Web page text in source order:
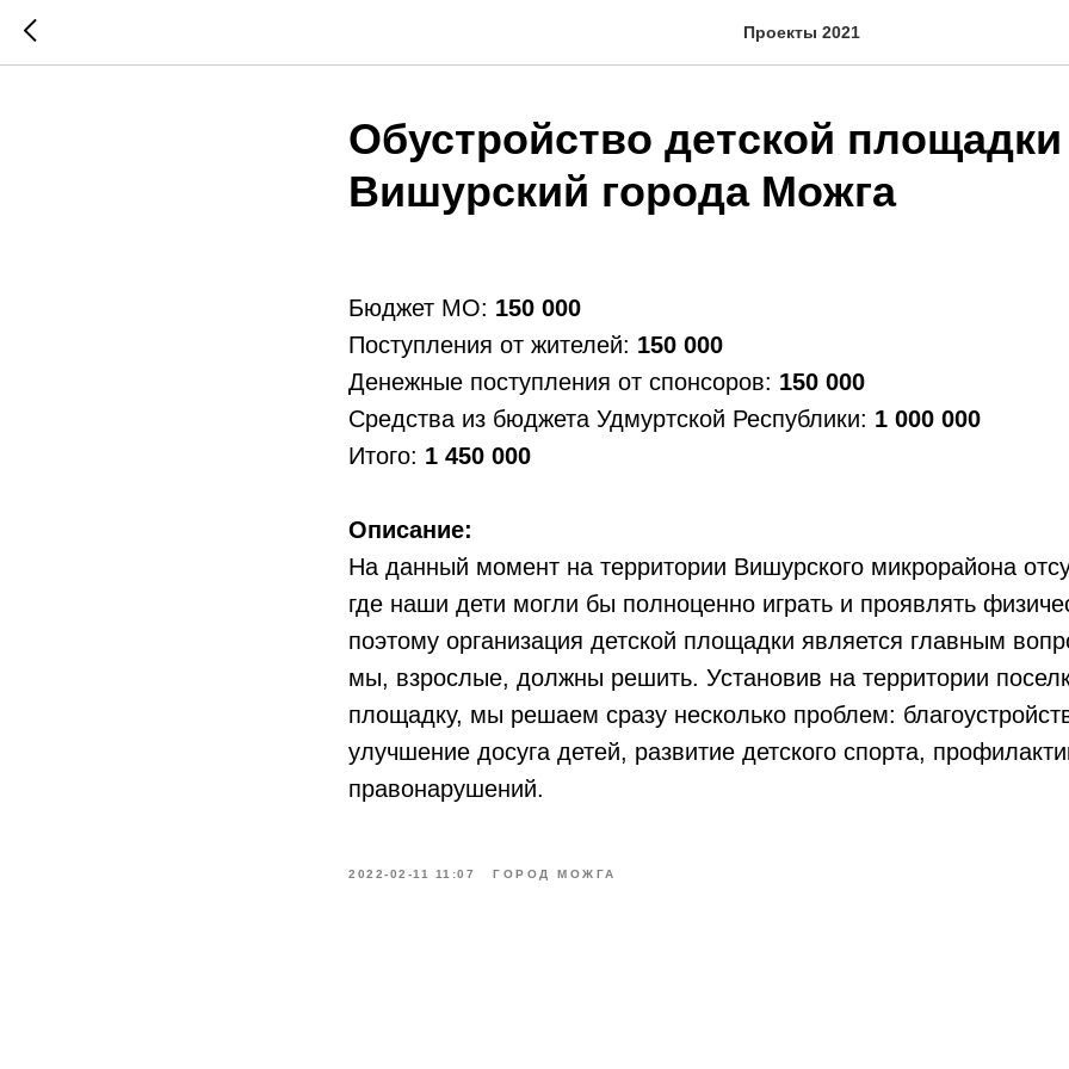
Проекты 2021
Обустройство детской
Вишурский города Можга
Бюджет МО: 150 000
Поступления от жителей: 150 000
Денежные поступления от спонсоров: 150 000
Средства из бюджета Удмуртской Республики: 1 000 000
Итого: 1 450 000
Описание:
На данный момент на территории Вишурского микрорайона
где наши дети могли бы полноценно играть и проявлять
поэтому организация детской площадки является главным
мы, взрослые, должны решить. Установив на территории
площадку, мы решаем сразу несколько проблем:
улучшение досуга детей, развитие детского спорта,
правонарушений.
2022-02-11 11:07 ГОРОД МОЖГА